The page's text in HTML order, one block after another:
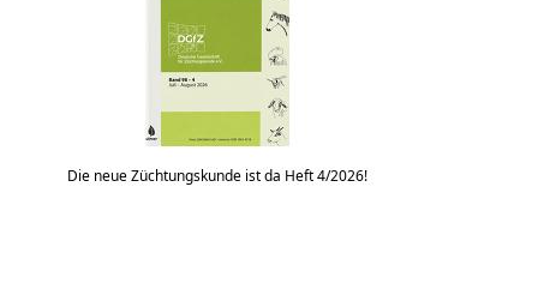
Die neue Züchtungskunde ist da Heft 4/2026!